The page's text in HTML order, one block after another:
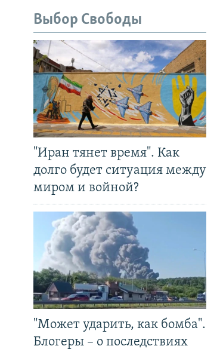
Выбор Свободы
"Иран тянет время". Как
долго будет ситуация между
миром и войной?
"Может ударить, как бомба".
Блогеры – о последствиях